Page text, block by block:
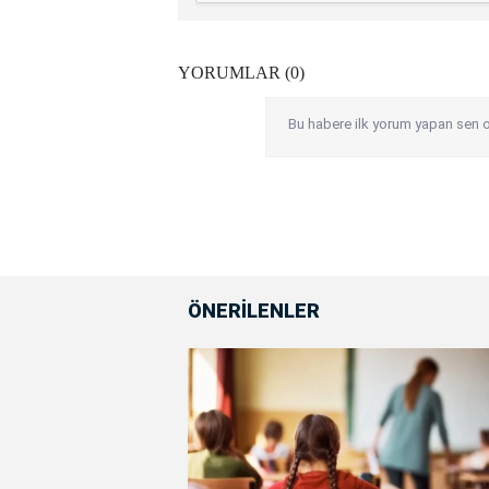
YORUMLAR (0)
Bu habere ilk yorum yapan sen
ÖNERİLENLER